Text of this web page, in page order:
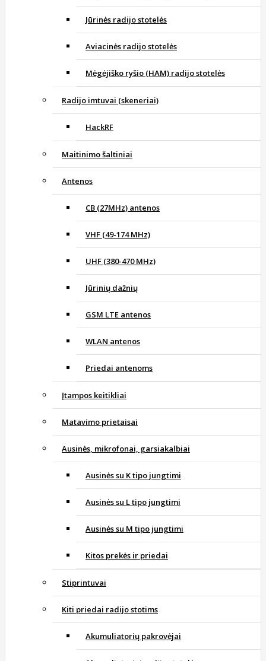
Jūrinės radijo stotelės
Aviacinės radijo stotelės
Mėgėjiško ryšio (HAM) radijo stotelės
Radijo imtuvai (skeneriai)
HackRF
Maitinimo šaltiniai
Antenos
CB (27MHz) antenos
VHF (49-174 MHz)
UHF (380-470 MHz)
Jūrinių dažnių
GSM LTE antenos
WLAN antenos
Priedai antenoms
Įtampos keitikliai
Matavimo prietaisai
Ausinės, mikrofonai, garsiakalbiai
Ausinės su K tipo jungtimi
Ausinės su L tipo jungtimi
Ausinės su M tipo jungtimi
Kitos prekės ir priedai
Stiprintuvai
Kiti priedai radijo stotims
Akumuliatorių pakrovėjai